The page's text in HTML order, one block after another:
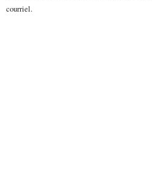
courriel.